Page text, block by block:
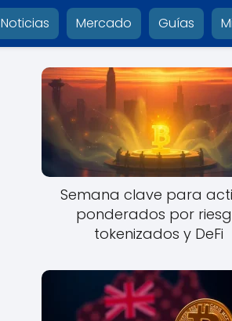
Noticias Mercado Guías
Semana clave para
ponderados por
tokenizados y DeFi